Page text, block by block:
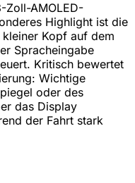
Zoll-AMOLED-
Highlight ist die
kleiner Kopf auf dem
Spracheingabe
Kritisch bewertet
Wichtige
oder des
das Display
der Fahrt stark